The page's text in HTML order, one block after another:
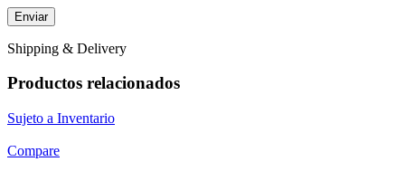
Shipping & Delivery
Productos relacionados
Sujeto a Inventario
Compare